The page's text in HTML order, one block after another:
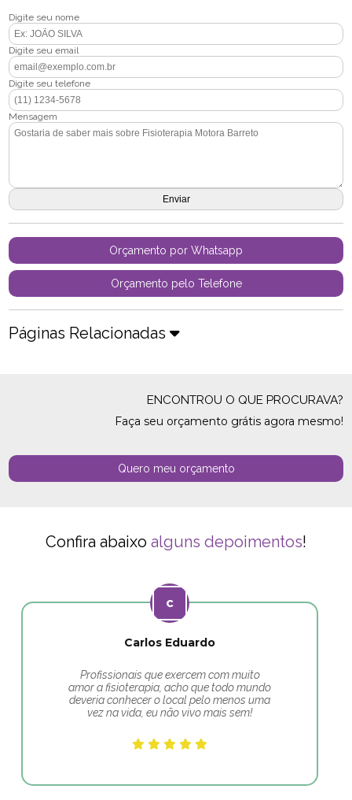
Digite seu nome
Digite seu email
Digite seu telefone
Mensagem
Orçamento por Whatsapp
Orçamento pelo Telefone
Páginas Relacionadas
ENCONTROU O QUE PROCURAVA?
Faça seu orçamento grátis agora mesmo!
Quero meu orçamento
Confira abaixo alguns depoimentos!
Carlos Eduardo
Profissionais que exercem com muito
amor a fisioterapia, acho que todo mundo
deveria conhecer o local pelo menos uma
vez na vida, eu não vivo mais sem!